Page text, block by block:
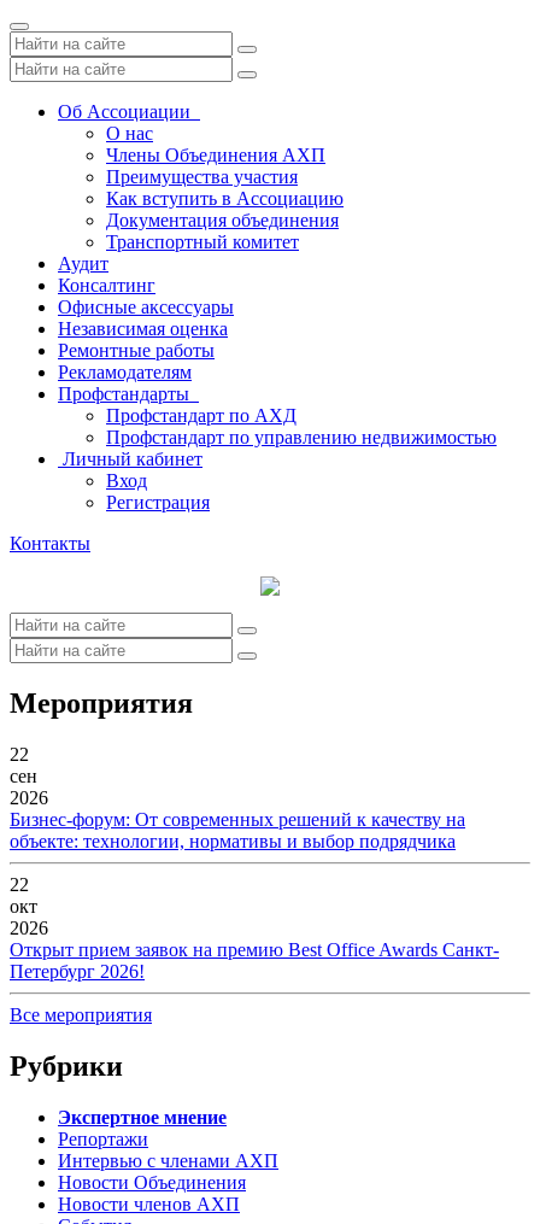
Toggle
navigation
Об Ассоциации
О нас
Члены Объединения АХП
Преимущества участия
Как вступить в Ассоциацию
Документация объединения
Транспортный комитет
Аудит
Консалтинг
Офисные аксессуары
Независимая оценка
Ремонтные работы
Рекламодателям
Профстандарты
Профстандарт по АХД
Профстандарт по управлению недвижимостью
Личный кабинет
Вход
Регистрация
Контакты
Мероприятия
22
сен
2026
Бизнес-форум: От современных решений к качеству на
объекте: технологии, нормативы и выбор подрядчика
22
окт
2026
Открыт прием заявок на премию Best Office Awards Санкт-
Петербург 2026!
Все мероприятия
Рубрики
Экспертное мнение
Репортажи
Интервью с членами АХП
Новости Объединения
Новости членов АХП